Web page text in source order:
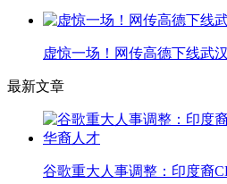
虚惊一场！网传高德下线武
最新文章
谷歌重大人事调整：印度裔